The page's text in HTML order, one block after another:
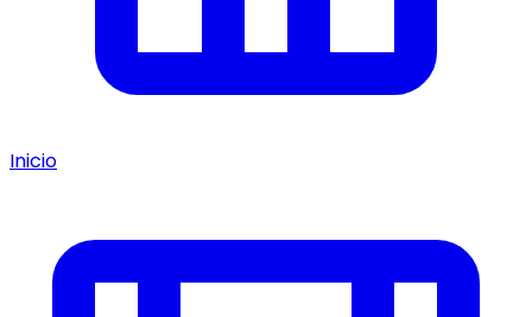
Inicio